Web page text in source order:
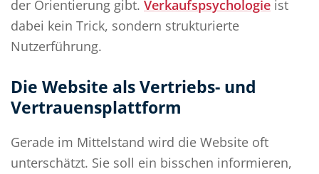
der Orientierung gibt. Verkaufspsychologie ist
dabei kein Trick, sondern strukturierte
Nutzerführung.
Die Website als Vertriebs- und
Vertrauensplattform
Gerade im Mittelstand wird die Website oft
unterschätzt. Sie soll ein bisschen informieren,